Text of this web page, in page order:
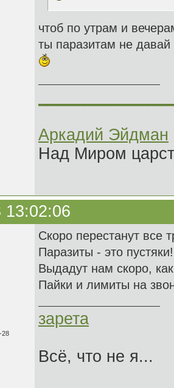
чтоб по утрам и
ты паразитам не
Аркадий Эйдман
Над Миром
13:02:06
28
Скоро перестанут все
Паразиты - это пустяки!
Выдадут нам скоро,
Пайки и лимиты на
зарета
Всё, что не я...